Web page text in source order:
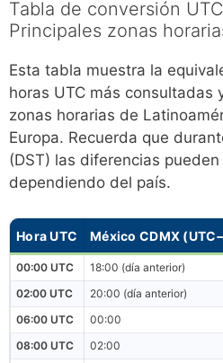
Tabla de conversión
Principales zonas
Esta tabla muestra la
horas UTC más consultadas
zonas horarias de
Europa. Recuerda que
(DST) las diferencias
dependiendo del país.
Hora UTC México CDMX
00:00 UTC 18:00 (día anterior)
02:00 UTC
20:00 (día anterior)
06:00 UTC
00:00
08:00 UTC
02:00